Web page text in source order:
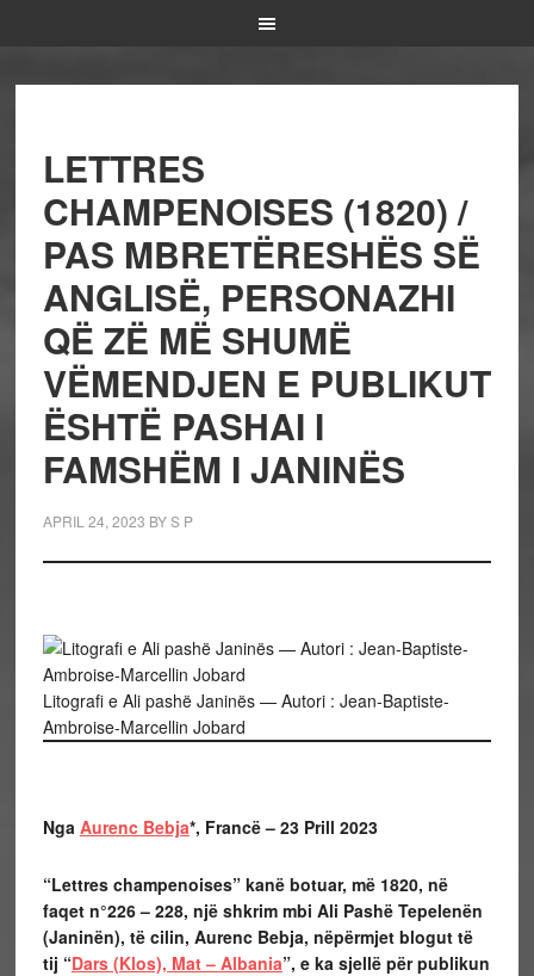
LETTRES
CHAMPENOISES (1820) /
PAS MBRETËRESHËS SË
ANGLISË, PERSONAZHI
QË ZË MË SHUMË
VËMENDJEN E PUBLIKUT
ËSHTË PASHAI I
FAMSHËM I JANINËS
APRIL 24, 2023 BYS P
Litografi e Ali pashë Janinës — Autori : Jean-Baptiste-
Ambroise-Marcellin Jobard
Nga Aurenc Bebja*, Francë – 23 Prill 2023
“Lettres champenoises” kanë botuar, më 1820, në
faqet n°226 – 228, një shkrim mbi Ali Pashë Tepelenën
(Janinën), të cilin, Aurenc Bebja, nëpërmjet blogut të
tij “Dars (Klos), Mat – Albania”, e ka sjellë për publikun